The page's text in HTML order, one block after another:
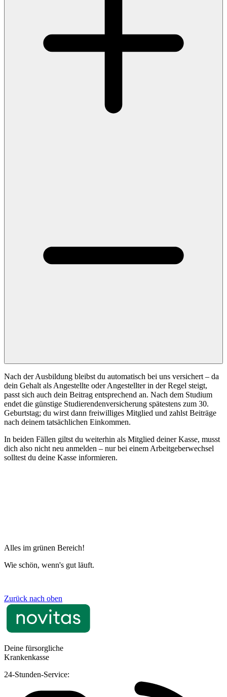
Nach der Ausbildung bleibst du automatisch bei uns versichert – da
dein Gehalt als Angestellte oder Angestellter in der Regel steigt,
passt sich auch dein Beitrag entsprechend an. Nach dem Studium
endet die günstige Studierendenversicherung spätestens zum 30.
Geburtstag; du wirst dann freiwilliges Mitglied und zahlst Beiträge
nach deinem tatsächlichen Einkommen.
In beiden Fällen giltst du weiterhin als Mitglied deiner Kasse, musst
dich also nicht neu anmelden – nur bei einem Arbeitgeberwechsel
solltest du deine Kasse informieren.
Alles im grünen Bereich!
Wie schön, wenn's gut läuft.
Zurück nach oben
Deine fürsorgliche
Krankenkasse
24-Stunden-Service: